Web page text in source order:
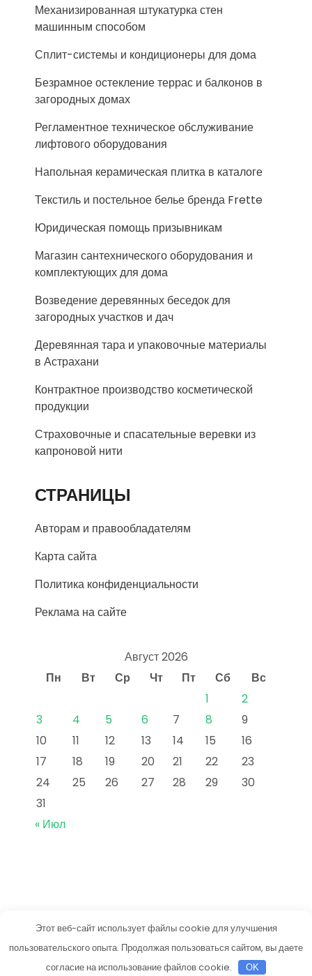
Механизированная штукатурка стен
машинным способом
Сплит-системы и кондиционеры для дома
Безрамное остекление террас и балконов в
загородных домах
Регламентное техническое обслуживание
лифтового оборудования
Напольная керамическая плитка в каталоге
Текстиль и постельное белье бренда Frette
Юридическая помощь призывникам
Магазин сантехнического оборудования и
комплектующих для дома
Возведение деревянных беседок для
загородных участков и дач
Деревянная тара и упаковочные материалы
в Астрахани
Контрактное производство косметической
продукции
Страховочные и спасательные веревки из
капроновой нити
СТРАНИЦЫ
Авторам и правообладателям
Карта сайта
Политика конфиденциальности
Реклама на сайте
Август 2026
Пн
Вт Ср Чт Пт Сб
Вс
1
2
3
4 5 6 7 8
9
10
11 12 13 14 15
16
17
18 19 20 21 22
23
24
25 26 27 28 29
30
31
« Июл
vkusneetut.ru
Тема от Grace Themes
Этот веб-сайт использует файлы cookie для улучшения
пользовательского опыта. Продолжая пользоваться сайтом, вы даете
согласие на использование файлов cookie.
OK